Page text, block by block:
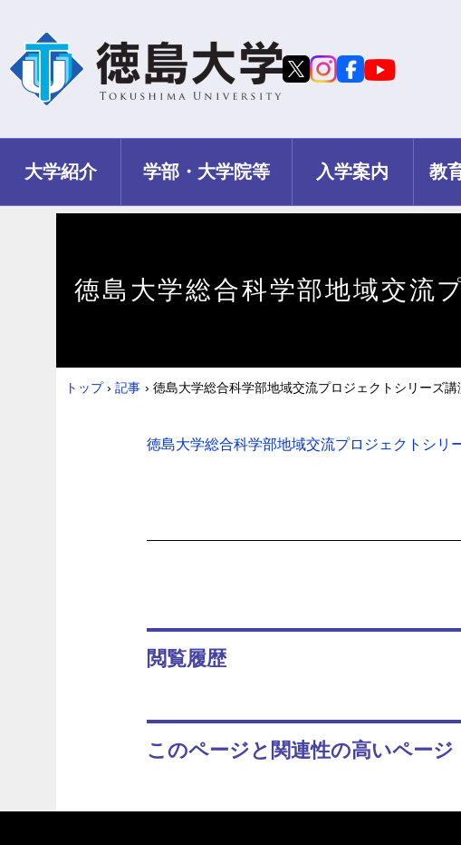
大学紹介 学部・大学院等 入学案内 教
徳島大学総合科学部地域交流
トップ › 記事 › 徳島大学総合科学部地域交流プロジェクトシリーズ
徳島大学総合科学部地域交流プロジェクトシリ
閲覧履歴
このページと関連性の高いページ